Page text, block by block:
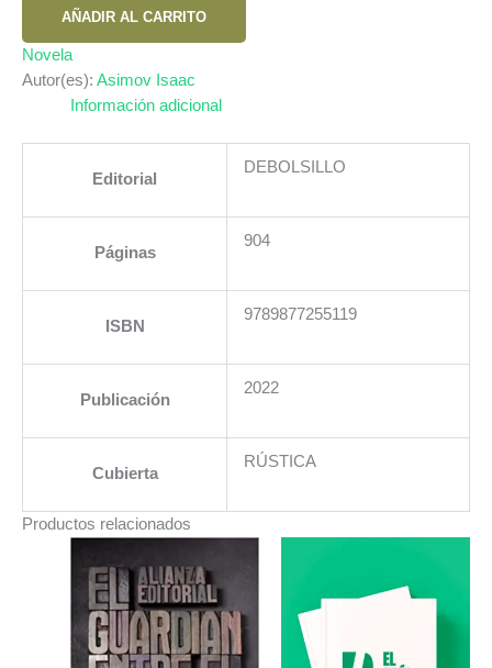
FUNDACION
cantidad
AÑADIR AL CARRITO
Novela
Autor(es): Asimov Isaac
Información adicional
Editorial
DEBOLSILLO
Páginas
904
ISBN
9789877255119
Publicación
2022
Cubierta
RÚSTICA
Productos relacionados